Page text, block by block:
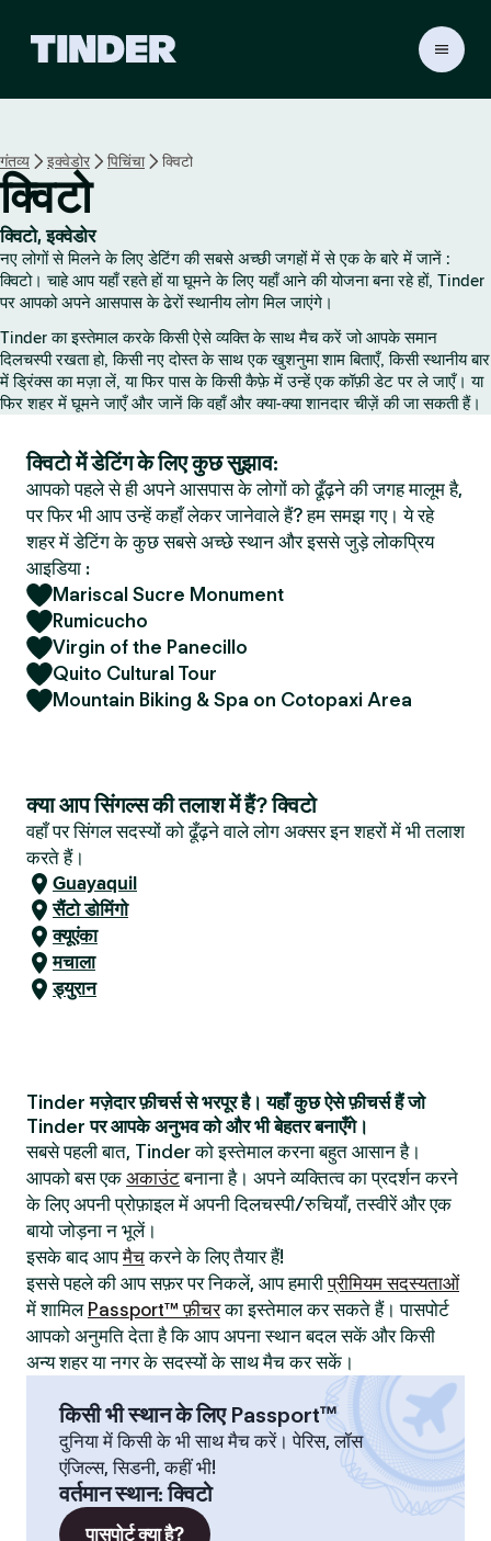
r
गंतव्य इक्वेडोर पिचिंचा क्विटो
क्विटो
क्विटो, इक्वेडोर
नए लोगों से मिलने के लिए डेटिंग की सबसे अच्छी जगहों में से एक के बारे में जानें :
क्विटो। चाहे आप यहाँ रहते हों या घूमने के लिए यहाँ आने की योजना बना रहे हों, Tinder
पर आपको अपने आसपास के ढेरों स्थानीय लोग मिल जाएंगे।
Tinder का इस्तेमाल करके किसी ऐसे व्यक्ति के साथ मैच करें जो आपके समान
दिलचस्पी रखता हो, किसी नए दोस्त के साथ एक खुशनुमा शाम बिताएँ, किसी स्थानीय बार
में ड्रिंक्स का मज़ा लें, या फिर पास के किसी कैफ़े में उन्हें एक कॉफ़ी डेट पर ले जाएँ। या
फिर शहर में घूमने जाएँ और जानें कि वहाँ और क्या-क्या शानदार चीज़ें की जा सकती हैं।
क्विटो में डेटिंग के लिए कुछ सुझाव:
आपको पहले से ही अपने आसपास के लोगों को ढूँढ़ने की जगह मालूम है,
पर फिर भी आप उन्हें कहाँ लेकर जानेवाले हैं? हम समझ गए। ये रहे
शहर में डेटिंग के कुछ सबसे अच्छे स्थान और इससे जुड़े लोकप्रिय
आइडिया :
Mariscal Sucre Monument
Rumicucho
Virgin of the Panecillo
Quito Cultural Tour
Mountain Biking & Spa on Cotopaxi Area
क्या आप सिंगल्स की तलाश में हैं? क्विटो
वहाँ पर सिंगल सदस्यों को ढूँढ़ने वाले लोग अक्सर इन शहरों में भी तलाश
करते हैं।
Guayaquil
सैंटो डोमिंगो
क्यूएंका
मचाला
ड्युरान
Tinder मज़ेदार फ़ीचर्स से भरपूर है। यहाँ कुछ ऐसे फ़ीचर्स हैं जो
Tinder पर आपके अनुभव को और भी बेहतर बनाएँगे।
सबसे पहली बात, Tinder को इस्तेमाल करना बहुत आसान है।
आपको बस एक अकाउंटबनाना है। अपने व्यक्तित्व का प्रदर्शन करने
के लिए अपनी प्रोफ़ाइल में अपनी दिलचस्पी/रुचियाँ, तस्वीरें और एक
बायो जोड़ना न भूलें।
इसके बाद आपमैचकरने के लिए तैयार हैं!
इससे पहले की आप सफ़र पर निकलें, आप हमारीप्रीमियम सदस्यताओं
में शामिल Passport™ फ़ीचरका इस्तेमाल कर सकते हैं। पासपोर्ट
आपको अनुमति देता है कि आप अपना स्थान बदल सकें और किसी
अन्य शहर या नगर के सदस्यों के साथ मैच कर सकें।
किसी भी स्थान के लिए Passport™
दुनिया में किसी के भी साथ मैच करें। पेरिस, लॉस
एंजिल्स, सिडनी, कहीं भी!
वर्तमान स्थान:क्विटो
पासपोर्ट क्या है?